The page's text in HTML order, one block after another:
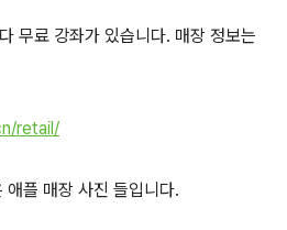
무료 강좌가 있습니다. 매장 정보는
retail/
플 매장 사진 들입니다.